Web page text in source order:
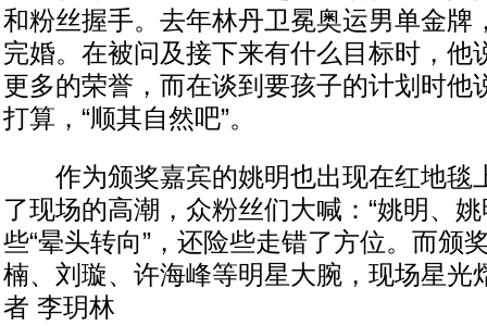
和粉丝握手。去年林丹卫冕奥运男单金牌
完婚。在被问及接下来有什么目标时，他
更多的荣誉，而在谈到要孩子的计划时他
打算，“顺其自然吧”。
作为颁奖嘉宾的姚明也出现在红地毯
了现场的高潮，众粉丝们大喊：“姚明、姚
些“晕头转向”，还险些走错了方位。而颁
楠、刘璇、许海峰等明星大腕，现场星光
者 李玥林